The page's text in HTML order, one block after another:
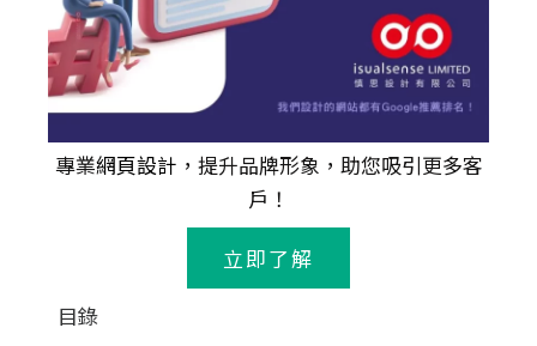
專業網頁設計 ，提升品牌形象，助您吸引更多客
戶！
立即了解
目錄